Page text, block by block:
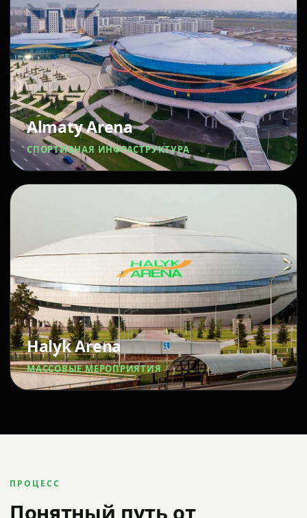
Almaty Arena
СПОРТИВНАЯ ИНФРАСТРУКТУРА
Halyk Arena
МАССОВЫЕ МЕРОПРИЯТИЯ
ПРОЦЕСС
Понятный путь от